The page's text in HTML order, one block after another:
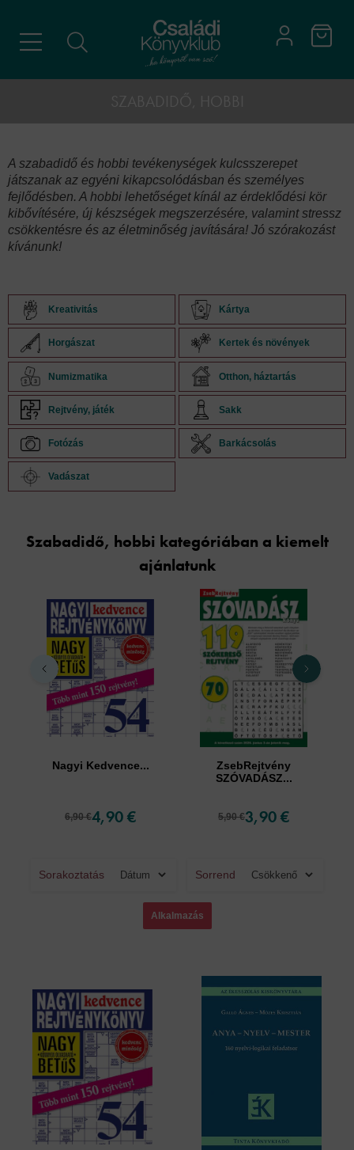
A szabadidő és hobbi tevékenységek kulcsszerepet
játszanak az egyéni kikapcsolódásban és személyes
fejlődésben. A hobbi lehetőséget kínál az érdeklődési kör
kibővítésére, új készségek megszerzésére, valamint stressz
csökkentésre és az életminőség javítására! Jó szórakozást
kívánunk!
Kreativitás Kártya
Horgászat Kertek és növények
Numizmatika Otthon, háztartás
Rejtvény, játék Sakk
Fotózás Barkácsolás
Vadászat
Szabadidő, hobbi kategóriában a kiemelt
ajánlatunk
Nagyi Kedvence...
6,90 €4,90 €
ZsebRejtvény
SZÓVADÁSZ...
5,90 €3,90 €
Sorakoztatás Sorrend